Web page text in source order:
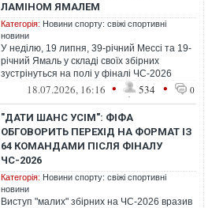
ЛАМІНОМ ЯМАЛЕМ
Категорія: Новини спорту: свіжі спортивні
новини
У неділю, 19 липня, 39-річний Мессі та 19-
річний Ямаль у складі своїх збірних
зустрінуться на полі у фіналі ЧС-2026
18.07.2026, 16:16 • 534 • 0
"ДАТИ ШАНС УСІМ": ФІФА
ОБГОВОРИТЬ ПЕРЕХІД НА ФОРМАТ ІЗ
64 КОМАНДАМИ ПІСЛЯ ФІНАЛУ
ЧС-2026
Категорія: Новини спорту: свіжі спортивні
новини
Виступ "малих" збірних на ЧС-2026 вразив